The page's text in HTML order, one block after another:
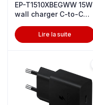
EP-T1510XBEGWW 15W
wall charger C-to-C
Lire la suite